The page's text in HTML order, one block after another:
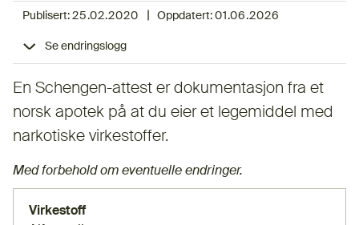
Publisert: 25.02.2020 Oppdatert:01.06.2026
Se endringslogg
En Schengen-attest er dokumentasjon fra et
norsk apotek på at du eier et legemiddel med
narkotiske virkestoffer.
Med forbehold om eventuelle endringer.
Virkestoff